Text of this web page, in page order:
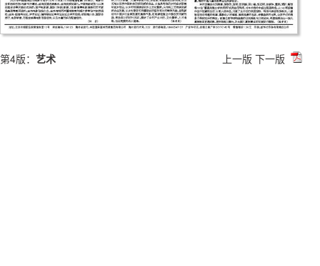
第4版： 艺术 上一版 下一版